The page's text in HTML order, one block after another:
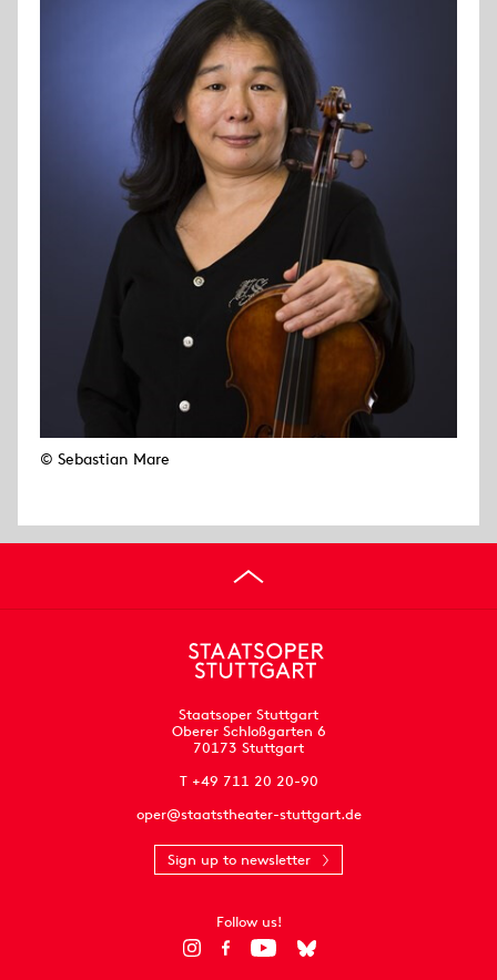
© Sebastian Mare
Staatsoper Stuttgart
Oberer Schloßgarten 6
70173 Stuttgart
T +49 711 20 20-90
oper@staatstheater-stuttgart.de
Sign up to newsletter
Follow us!